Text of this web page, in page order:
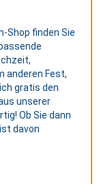
Shop finden Sie
anderen Fest,
gratis den
unserer
Ob Sie dann
davon